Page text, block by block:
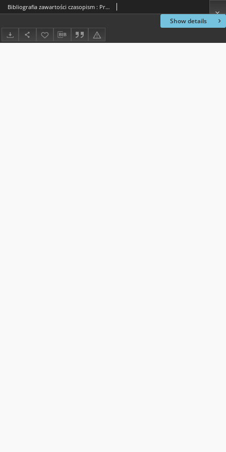
Show details
Bibliografia zawartości czasopism : Przegląd artykułów dotyczących województwa radomskiegp za 1979 rok